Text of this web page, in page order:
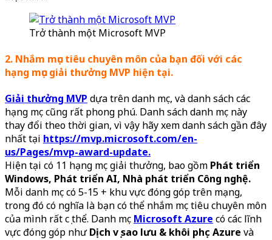
Trở thành một Microsoft MVP
2. Nhắm mục tiêu chuyên môn của bạn đối với các
hạng mục giải thưởng MVP hiện tại.
Giải thưởng MVP dựa trên danh mục, và danh sách các
hạng mục cũng rất phong phú. Danh sách danh mục này
thay đổi theo thời gian, vì vậy hãy xem danh sách gần đây
nhất tại https://mvp.microsoft.com/en-
us/Pages/mvp-award-update.
Hiện tại có 11 hạng mục giải thưởng, bao gồm Phát triển
Windows, Phát triển AI, Nhà phát triển Công nghệ.
Mỗi danh mục có 5-15 + khu vực đóng góp trên mạng,
trong đó có nghĩa là bạn có thể nhắm mục tiêu chuyên môn
của mình rất cụ thể. Danh mục Microsoft Azure có các lĩnh
vực đóng góp nhưDịch vụ sao lưu & khôi phục Azure và